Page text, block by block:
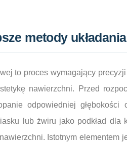
metody
to proces wymagający
nawierzchni. Przed
odpowiedniej
lub żwiru jako podkład
Istotnym elementem